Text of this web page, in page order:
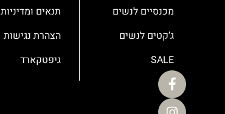
מכנסיים לנשים
ג’קטים לנשים
SALE
תנאים ומדיניות
הצהרת נגישות
גיפטקארד